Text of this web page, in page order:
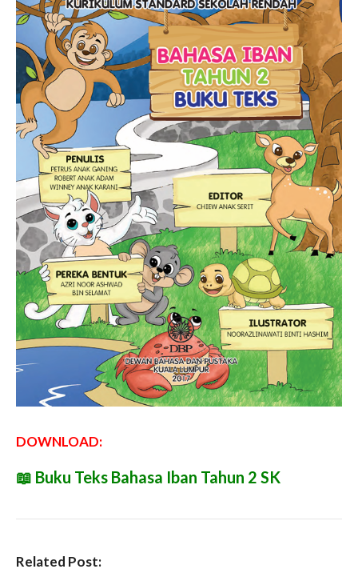
DOWNLOAD:
📖 Buku Teks Bahasa Iban Tahun 2 SK
Related Post: